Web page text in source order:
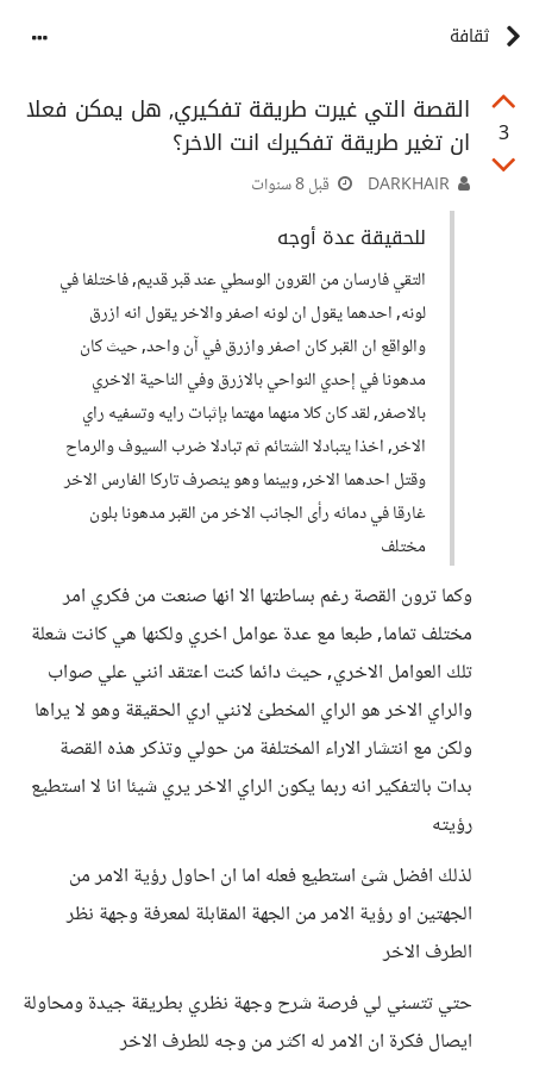
ثقافة
3
القصة التي غيرت طريقة تفكيري, هل يمكن فعلا
ان تغير طريقة تفكيرك انت الاخر؟
قبل 8 سنوات
للحقيقة عدة أوجه
التقي فارسان من القرون الوسطي عند قبر قديم, فاختلفا في
لونه, احدهما يقول ان لونه اصفر والاخر يقول انه ازرق
والواقع ان القبر كان اصفر وازرق في آن واحد, حيث كان
مدهونا في إحدي النواحي بالازرق وفي الناحية الاخري
بالاصفر, لقد كان كلا منهما مهتما بإثبات رايه وتسفيه راي
الاخر, اخذا يتبادلا الشتائم ثم تبادلا ضرب السيوف والرماح
وقتل احدهما الاخر, وبينما وهو ينصرف تاركا الفارس الاخر
غارقا في دمائه رأى الجانب الاخر من القبر مدهونا بلون
مختلف
وكما ترون القصة رغم بساطتها الا انها صنعت من فكري امر
مختلف تماما, طبعا مع عدة عوامل اخري ولكنها هي كانت شعلة
تلك العوامل الاخري, حيث دائما كنت اعتقد انني علي صواب
والراي الاخر هو الراي المخطئ لانني اري الحقيقة وهو لا يراها
ولكن مع انتشار الاراء المختلفة من حولي وتذكر هذه القصة
بدات بالتفكير انه ربما يكون الراي الاخر يري شيئا انا لا استطيع
رؤيته
لذلك افضل شئ استطيع فعله اما ان احاول رؤية الامر من
الجهتين او رؤية الامر من الجهة المقابلة لمعرفة وجهة نظر
الطرف الاخر
حتي تتسني لي فرصة شرح وجهة نظري بطريقة جيدة ومحاولة
ايصال فكرة ان الامر له اكثر من وجه للطرف الاخر